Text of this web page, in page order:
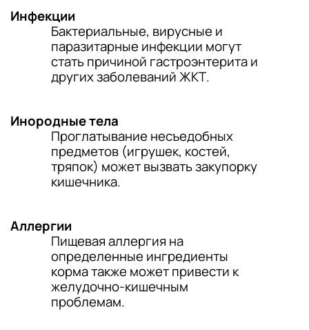
Инфекции
Бактериальные, вирусные и
паразитарные инфекции могут
стать причиной гастроэнтерита и
других заболеваний ЖКТ.
Инородные тела
Проглатывание несъедобных
предметов (игрушек, костей,
тряпок) может вызвать закупорку
кишечника.
Аллергии
Пищевая аллергия на
определенные ингредиенты
корма также может привести к
желудочно-кишечным
проблемам.